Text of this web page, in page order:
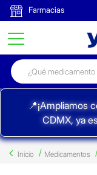
Farmacias
📍¡Ampliamos
CDMX, ya
Inicio Medicamentos